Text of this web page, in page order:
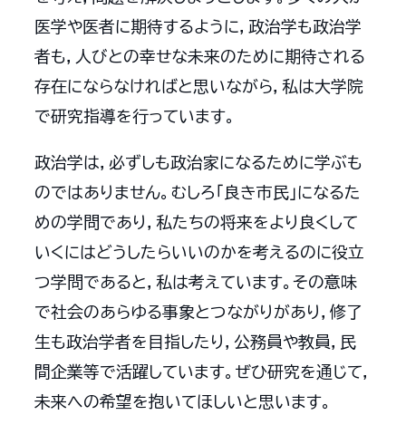
医学や医者に期待するように，政治学も政治学
者も，人びとの幸せな未来のために期待される
存在にならなければと思いながら，私は大学院
で研究指導を行っています。
政治学は，必ずしも政治家になるために学ぶも
のではありません。むしろ「良き市民」になるた
めの学問であり，私たちの将来をより良くして
いくにはどうしたらいいのかを考えるのに役立
つ学問であると，私は考えています。その意味
で社会のあらゆる事象とつながりがあり，修了
生も政治学者を目指したり，公務員や教員，民
間企業等で活躍しています。ぜひ研究を通じて，
未来への希望を抱いてほしいと思います。